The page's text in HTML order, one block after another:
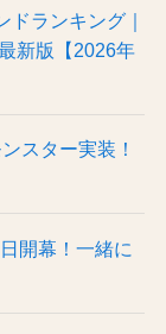
ランキング｜
新版【2026年
スター実装！
開幕！一緒に